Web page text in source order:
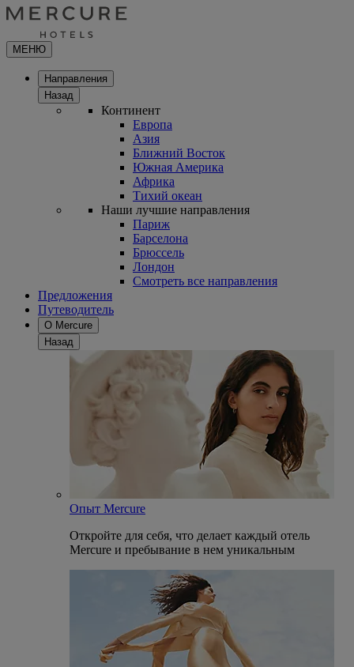
МЕНЮ
Направления
Назад
Континент
Европа
Азия
Ближний Восток
Южная Америка
Африка
Тихий океан
Наши лучшие направления
Париж
Барселона
Брюссель
Лондон
Смотреть все направления
Предложения
Путеводитель
О Mercure
Назад
Опыт Mercure
Откройте для себя, что делает каждый отель
Mercure и пребывание в нем уникальным